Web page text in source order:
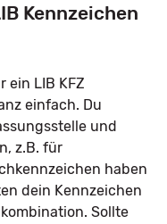
Kennzeichen
ein LIB KFZ
einfach. Du
und
z.B. für
haben
dein Kennzeichen
Sollte